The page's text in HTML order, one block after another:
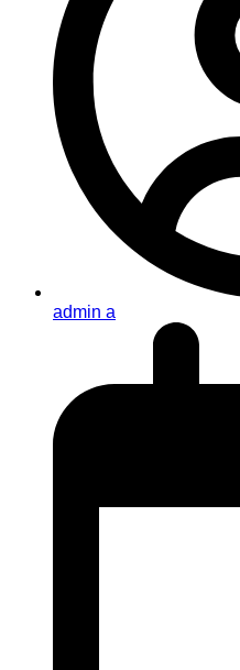
admin a